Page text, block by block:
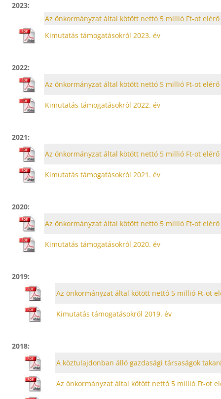
2023:
Az önkormányzat által kötött nettó 5 millió Ft-ot
Kimutatás támogatásokról 2023. év
2022:
Az önkormányzat által kötött nettó 5 millió Ft-ot
Kimutatás támogatásokról 2022. év
2021:
Az önkormányzat által kötött nettó 5 millió Ft-ot
Kimutatás támogatásokról 2021. év
2020:
Az önkormányzat által kötött nettó 5 millió Ft-ot
Kimutatás támogatásokról 2020. év
2019:
Az önkormányzat által kötött nettó 5 millió Ft-ot
Kimutatás támogatásokról 2019. év
2018:
A köztulajdonban álló gazdasági társaságok
Az önkormányzat által kötött nettó 5 millió Ft-ot